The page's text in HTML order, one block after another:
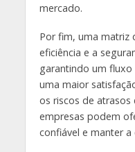
mercado.
Por fim, uma matriz
eficiência e a
garantindo um fluxo
uma maior
os riscos de atrasos
empresas podem
confiável e manter a